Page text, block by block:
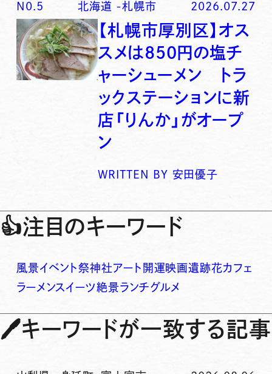
N0. 5 北海道 -札幌市 2026.07.27
【札幌市厚別区】オス
スメは850円の塩チ
ャーシューメン トラ
ックステーションに新
店「りんか」がオープ
ン
WRITTEN BY 安田優子
👍注目のキーワード
風景イベント祭神社アート 開運映画遺跡花カフェ
ラーメンスイーツ絶景ランチグルメ
🖊キーワードが一致する記事